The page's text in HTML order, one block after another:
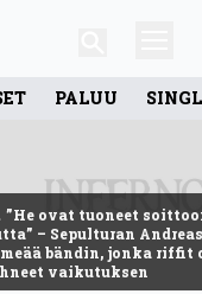
PALUU
”He ovat tuoneet
– Sepulturan
bändin, jonka riffit
vaikutuksen